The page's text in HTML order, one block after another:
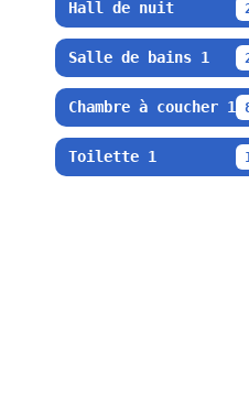
Hall de nuit
Salle de bains 1
Chambre à coucher 1
Toilette 1